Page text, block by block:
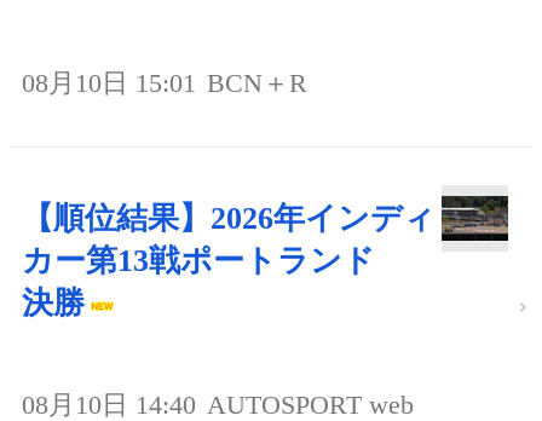
08月10日 15:01 BCN＋R
【順位結果】2026年インディ
カー第13戦ポートランド
決勝
08月10日 14:40 AUTOSPORT web